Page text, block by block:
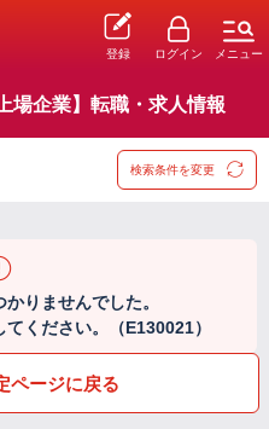
登録 ログイン メニュー
場企業】転職・求人情報
検索条件を変更
りませんでした。
ください。（E130021）
ページに戻る